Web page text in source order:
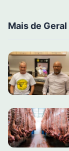
Mais de Geral